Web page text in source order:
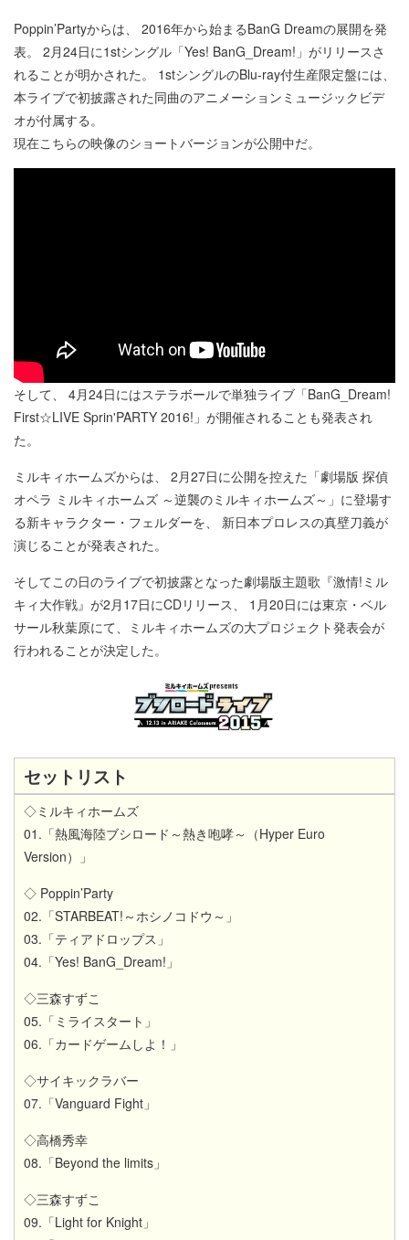
Poppin’Partyからは、 2016年から始まるBanG Dreamの展開を発
表。 2月24日に1stシングル「Yes! BanG_Dream!」がリリースさ
れることが明かされた。 1stシングルのBlu-ray付生産限定盤には、
本ライブで初披露された同曲のアニメーションミュージックビデ
オが付属する。
現在こちらの映像のショートバージョンが公開中だ。
そして、 4月24日にはステラボールで単独ライブ「BanG_Dream!
First☆LIVE Sprin'PARTY 2016!」が開催されることも発表され
た。
ミルキィホームズからは、 2月27日に公開を控えた「劇場版 探偵
オペラ ミルキィホームズ ～逆襲のミルキィホームズ～」に登場す
る新キャラクター・フェルダーを、 新日本プロレスの真壁刀義が
演じることが発表された。
そしてこの日のライブで初披露となった劇場版主題歌『激情!ミル
キィ大作戦』が2月17日にCDリリース、 1月20日には東京・ベル
サール秋葉原にて、ミルキィホームズの大プロジェクト発表会が
行われることが決定した。
セットリスト
◇ミルキィホームズ
01.「熱風海陸ブシロード～熱き咆哮～（Hyper Euro
Version）」
◇ Poppin’Party
02.「STARBEAT!～ホシノコドウ～」
03.「ティアドロップス」
04.「Yes! BanG_Dream!」
◇三森すずこ
05.「ミライスタート」
06.「カードゲームしよ！」
◇サイキックラバー
07.「Vanguard Fight」
◇高橋秀幸
08.「Beyond the limits」
◇三森すずこ
09.「Light for Knight」